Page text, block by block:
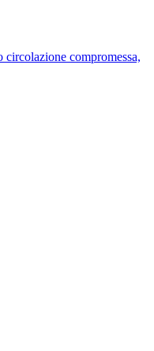
compromessa,